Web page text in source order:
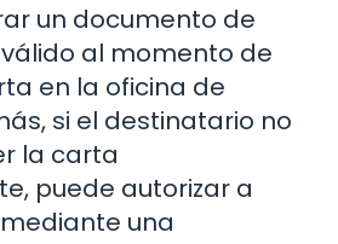
un documento de
al momento de
en la oficina de
si el destinatario no
la carta
puede autorizar a
una